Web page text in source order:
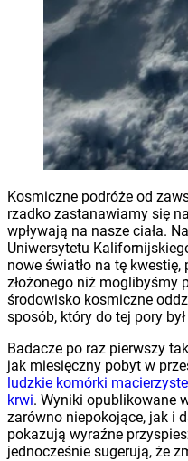
Kosmiczne podróże od
rzadko zastanawiamy się
wpływają na nasze ciała.
Uniwersytetu
nowe światło na tę
złożonego niż moglibyśmy
środowisko kosmiczne
sposób, który do tej pory
Badacze po raz pierwszy
jak miesięczny pobyt w
ludzkie komórki
krwi. Wyniki opublikowane
zarówno niepokojące, jak i
pokazują wyraźne
jednocześnie sugerują, że